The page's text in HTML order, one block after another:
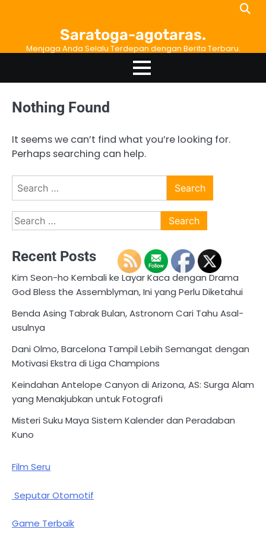
Saratoga-agotaras.
Menjaga Anda Selalu Terdepan dengan Berita Terbaru.
Nothing Found
It seems we can’t find what you’re looking for.
Perhaps searching can help.
Search
for:
Search
for:
Recent Posts
Kim Seon-ho Kembali ke Layar Kaca dengan Drama
God Bless the Assemblyman, Ini yang Perlu Diketahui
Benda Asing Tabrak Bulan, Astronom Cari Tahu Asal-
usulnya
Dani Olmo, Barcelona Tampil Lebih Semangat dengan
Motivasi Ekstra di Liga Champions
Keindahan Antelope Canyon di Arizona, AS: Surga Alam
yang Menakjubkan untuk Fotografi
Misteri Suku Maya Sistem Kalender dan Peradaban
Kuno
Film Seru
Seputar Otomotif
Game Terbaik